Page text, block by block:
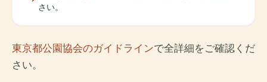
さい。
東京都公園協会のガイドラインで全詳細をご確認くだ
さい。